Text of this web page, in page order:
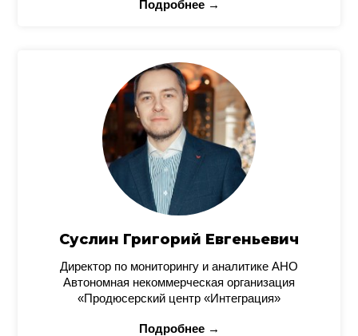
Подробнее →
Суслин Григорий Евгеньевич
Директор по мониторингу и аналитике АНО
Автономная некоммерческая организация
«Продюсерский центр «Интеграция»
Подробнее →